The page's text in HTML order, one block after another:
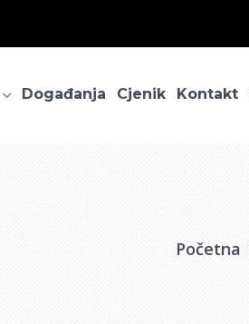
Događanja Cjenik Kontakt
Početna